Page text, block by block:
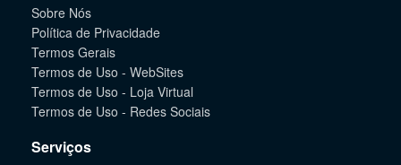
Sobre Nós
Política de Privacidade
Termos Gerais
Termos de Uso - WebSites
Termos de Uso - Loja Virtual
Termos de Uso - Redes Sociais
Serviços